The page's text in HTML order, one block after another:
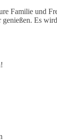
Familie und
genießen. Es